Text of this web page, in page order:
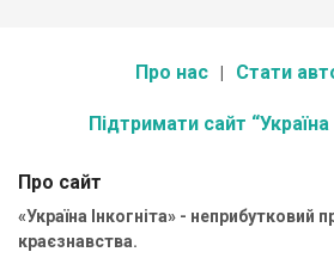
Про нас Стати
Підтримати сайт “Україна
Про сайт
«Україна Інкогніта» - неприбутковий
краєзнавства.